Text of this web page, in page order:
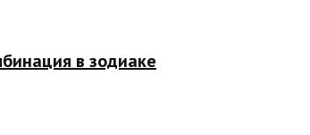
в зодиаке